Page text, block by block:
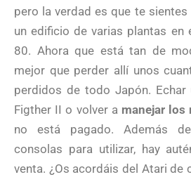
pero la verdad es que te sientes
un edificio de varias plantas en
80. Ahora que está tan de
mejor que perder allí unos
perdidos de todo Japón. Echar
Figther II o volver a manejar los
no está pagado. Además
consolas para utilizar, hay
venta. ¿Os acordáis del Atari de